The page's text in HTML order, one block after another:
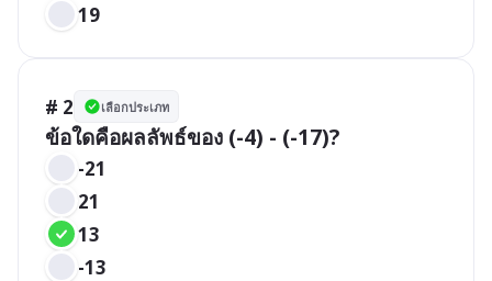
19
# 2 เลือกประเภท
ข้อใดคือผลลัพธ์ของ (-4) - (-17)?
-21
21
13
-13